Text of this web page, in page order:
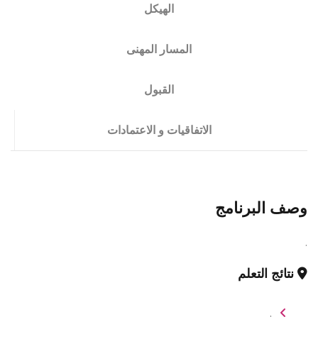
الهيكل
المسار المهنى
القبول
الاتفاقيات و الاعتمادات
وصف البرنامج
.
نتائج التعلم
.